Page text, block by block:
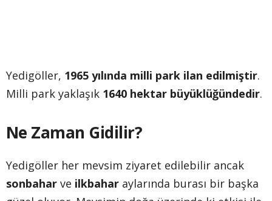
Yedigöller, 1965 yılında milli park ilan edilmiştir.
Milli park yaklaşık 1640 hektar büyüklüğündedir.
Ne Zaman Gidilir?
Yedigöller her mevsim ziyaret edilebilir ancak
sonbahar ve ilkbahar aylarında burası bir başka